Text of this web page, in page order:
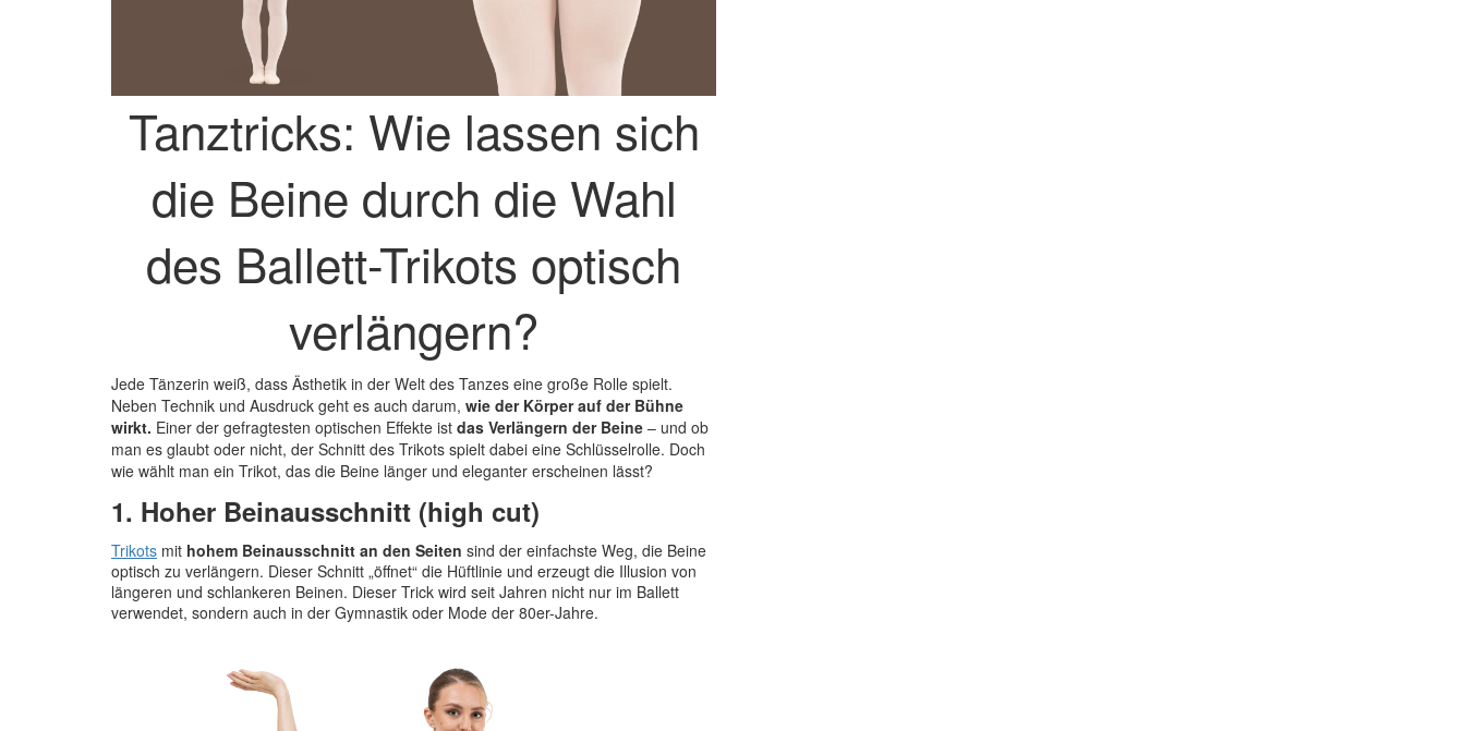
Tanztricks: Wie lassen sich
die Beine durch die Wahl
des Ballett-Trikots optisch
verlängern?
Jede Tänzerin weiß, dass Ästhetik in der Welt des Tanzes eine große Rolle spielt.
Neben Technik und Ausdruck geht es auch darum, wie der Körper auf der Bühne
wirkt. Einer der gefragtesten optischen Effekte ist das Verlängern der Beine – und ob
man es glaubt oder nicht, der Schnitt des Trikots spielt dabei eine Schlüsselrolle. Doch
wie wählt man ein Trikot, das die Beine länger und eleganter erscheinen lässt?
1. Hoher Beinausschnitt (high cut)
Trikots mit hohem Beinausschnitt an den Seiten sind der einfachste Weg, die Beine
optisch zu verlängern. Dieser Schnitt „öffnet“ die Hüftlinie und erzeugt die Illusion von
längeren und schlankeren Beinen. Dieser Trick wird seit Jahren nicht nur im Ballett
verwendet, sondern auch in der Gymnastik oder Mode der 80er-Jahre.